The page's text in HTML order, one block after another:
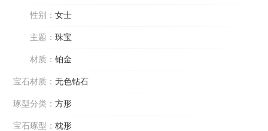
性别： 女士
主题： 珠宝
材质： 铂金
宝石材质： 无色钻石
琢型分类： 方形
宝石琢型： 枕形